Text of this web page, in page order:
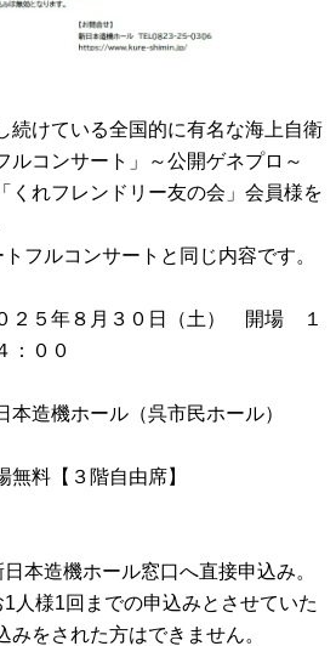
けている全国的に有名な海上自衛
ルコンサート」～公開ゲネプロ～
くれフレンドリー友の会」会員様を
フルコンサートと同じ内容です。
８月３０日（土） 開場 １
００
ホール（呉市民ホール）
無料【３階自由席】
機ホール窓口へ直接申込み。
の申込みとさせていた
込みをされた方はできません。